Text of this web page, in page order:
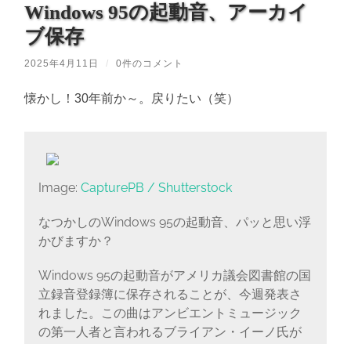
Windows 95の起動音、アーカイ
ブ保存
2025年4月11日 / 0件のコメント
懐かし！30年前か～。戻りたい（笑）
Image: CapturePB / Shutterstock
なつかしのWindows 95の起動音、パッと思い浮
かびますか？
Windows 95の起動音がアメリカ議会図書館の国
立録音登録簿に保存されることが、今週発表さ
れました。この曲はアンビエントミュージック
の第一人者と言われるブライアン・イーノ氏が